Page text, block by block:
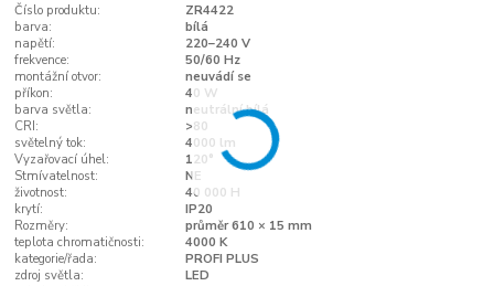
Číslo produktu:
ZR4422
barva:
bílá
napětí:
220–240 V
frekvence:
50/60 Hz
montážní otvor:
neuvádí se
příkon:
40 W
barva světla:
neutrální bílá
CRI:
>80
světelný tok:
4000 lm
Vyzařovací úhel:
120°
Stmívatelnost:
NE
životnost:
40 000 H
krytí:
IP20
Rozměry:
průměr 610 × 15 mm
teplota chromatičnosti:
4000 K
kategorie/řada:
PROFI PLUS
zdroj světla:
LED